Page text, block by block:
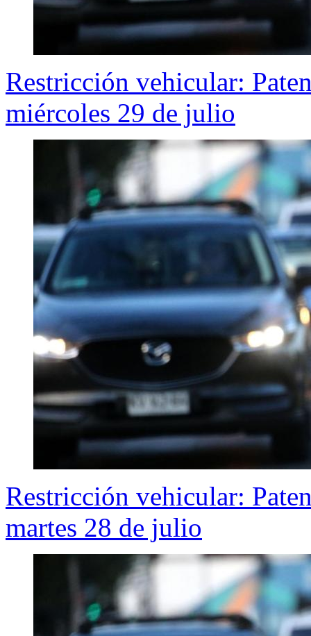
Restricción vehicular:
miércoles 29 de julio
Restricción vehicular:
martes 28 de julio